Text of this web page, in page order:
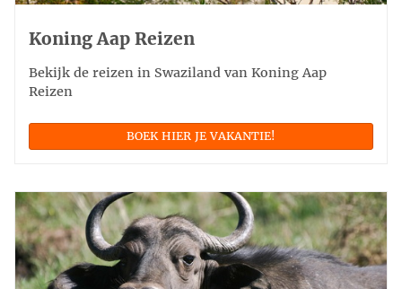
Koning Aap Reizen
Bekijk de reizen in Swaziland van Koning Aap
Reizen
BOEK HIER JE VAKANTIE!